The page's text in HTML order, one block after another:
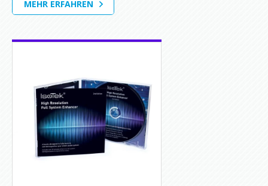
MEHR ERFAHREN